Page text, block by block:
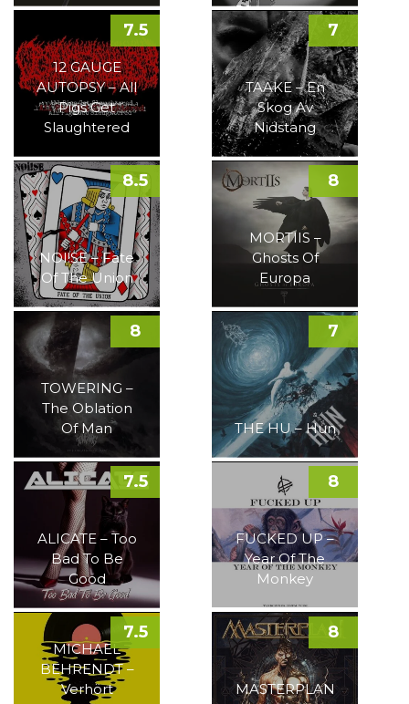
12 GAUGE
AUTOPSY – All
Pigs Get
Slaughtered
7.5
TAAKE – En
Skog Av
Nidstang
7
NOI!SE – Fate
Of The Union
8.5
MORTIIS –
Ghosts Of
Europa
8
TOWERING –
The Oblation
Of Man
8
THE HU – Hun
7
ALICATE – Too
Bad To Be
Good
7.5
FUCKED UP –
Year Of The
Monkey
8
MICHAEL
BEHRENDT –
Verhört
7.5
MASTERPLAN
8